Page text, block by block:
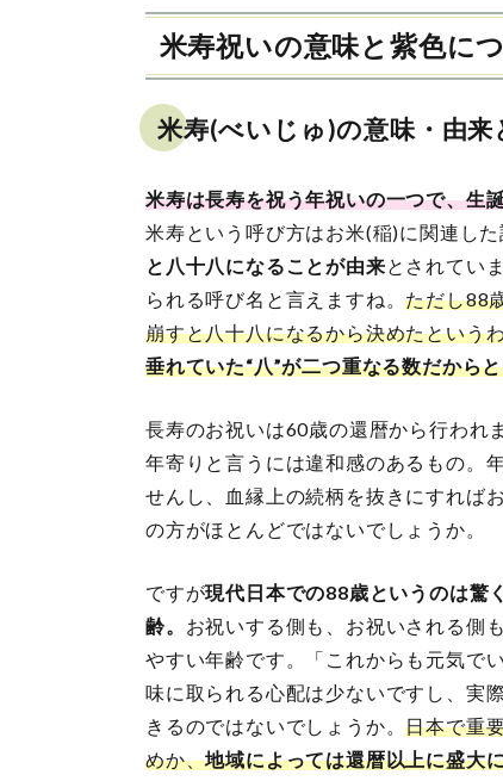
米寿祝いの意味と紫色に
米寿(べいじゅ)の意味・由来
米寿は長寿を祝う年祝いの一つで、生
米寿という呼び方はお米(稲)に関連し
と八十八になることが由来 とされてい
られる呼び名と言えますね。ただし88
崩すと八十八になるから決めたという
垂れていた“八”が二つ重なる数だから
長寿のお祝いは60歳の還暦から行われ
年寄りと言うには違和感のあるもの。
せんし、血縁上の続柄を抜きにすれば
の方がほとんどではないでしょうか。
ですが現代日本での88歳というのは驚
齢。
お祝いする側も、お祝いされる側
やすい年齢です。「これからも元気で
味に取られる心配は少ないですし、実
きるのではないでしょうか。日本で重
めか、地域によっては還暦以上に盛大